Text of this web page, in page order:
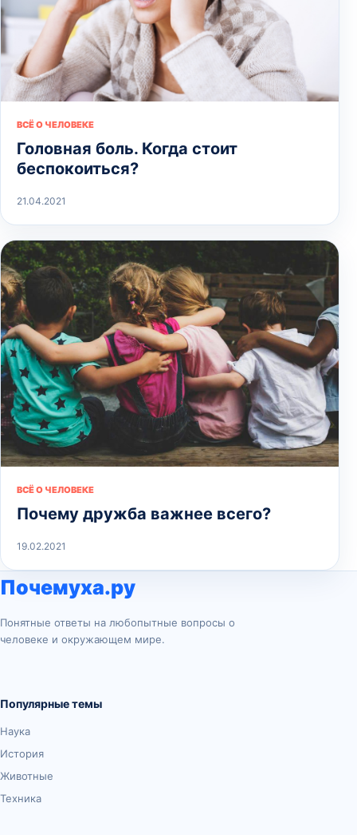
ВСЁ О ЧЕЛОВЕКЕ
Головная боль. Когда стоит
беспокоиться?
21.04.2021
ВСЁ О ЧЕЛОВЕКЕ
Почему дружба важнее всего?
19.02.2021
Почемуха.ру
Понятные ответы на любопытные вопросы о
человеке и окружающем мире.
Популярные темы
Наука
История
Животные
Техника